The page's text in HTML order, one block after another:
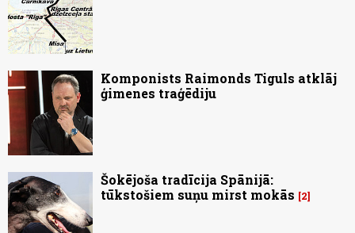
Komponists Raimonds Tiguls atklāj
ģimenes traģēdiju
Šokējoša tradīcija Spānijā:
tūkstošiem suņu mirst mokās
2